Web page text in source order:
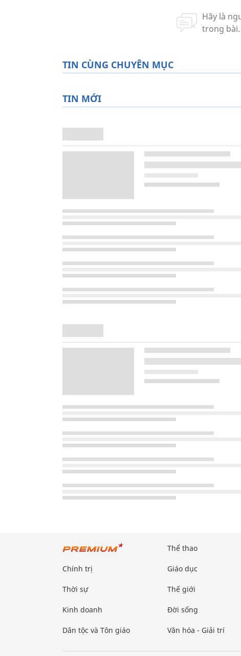
TIN CÙNG CHUYÊN MỤC
TIN MỚI
Chính trị
Thời sự
Kinh doanh
Dân tộc và Tôn giáo
Thể thao
Giáo dục
Thế giới
Đời sống
Văn hóa - Giải trí